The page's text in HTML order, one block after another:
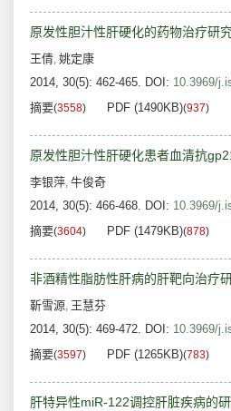
原发性胆汁性肝硬化的药物治疗研
王倩, 姚定康
2014, 30(5): 462-465. DOI: 10.3969/
摘要(3558) PDF (1490KB)(937)
原发性胆汁性肝硬化患者血清抗
李银萍, 牛俊奇
2014, 30(5): 466-468. DOI: 10.3969/
摘要(3604) PDF (1479KB)(878)
非酒精性脂肪性肝病的肝靶向治疗
靳雪源, 王慧芬
2014, 30(5): 469-472. DOI: 10.3969/
摘要(3597) PDF (1265KB)(783)
肝特异性miR-122调控肝脏疾病的